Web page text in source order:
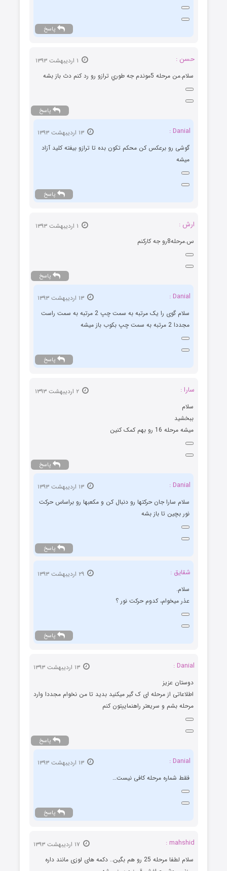
پاسخ
حسن :
سلام.من مرحله 5موندم جه طوري ترازو رو رد كنم دث باز بشه
پاسخ
Danial :
گوشی رو برعکس کن محکم تکون بده تا ترازو بیفته کلید آزاد
میشه
پاسخ
ارش :
س.مرحله8رو جه كاركنم
پاسخ
Danial :
سلام گوی را یک مرتبه به سمت چپ 2 مرتبه به سمت راست
مجددا 2 مرتبه به سمت چپ بکوب باز میشه
پاسخ
سارا :
۲ اردیبهشت ۱۳۹۳
سلام
ببخشید
میشه مرحله 16 رو بهم کمک کنین
پاسخ
Danial :
سلام سارا جان حرکتها رو دنبال کن و مکعبها رو براساس حرکت
نور بچین تا باز بشه
پاسخ
شقایق :
سلام.
عذر میخوام، کدوم حرکت نور ؟
پاسخ
Danial :
دوستان عزیز
اطلاعاتی از مرحله ای ک گیر میکنید بدید تا من نخوام مجددا وارد
مرحله بشم و سریعتر راهنماییتون کنم
پاسخ
Danial :
فقط شماره مرحله کافی نیست…
پاسخ
mahshid :
سلام لطفا مرحله 25 رو هم بگین.. دکمه های لوزی مانند داره